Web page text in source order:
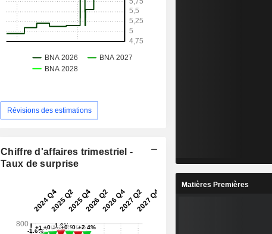
Révisions des estimations
Chiffre d'affaires trimestriel -
Taux de surprise
Matières Premières